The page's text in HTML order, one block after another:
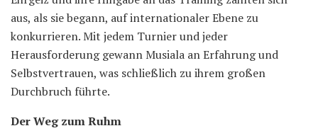
aus, als sie begann, auf internationaler Ebene zu
konkurrieren. Mit jedem Turnier und jeder
Herausforderung gewann Musiala an Erfahrung und
Selbstvertrauen, was schließlich zu ihrem großen
Durchbruch führte.
Der Weg zum Ruhm